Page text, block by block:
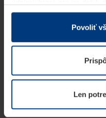
v rámci Vášho využívania
Z právneho hľadiska
prevádzku tejto stránky.
potrebujeme Vaše
kedykoľvek zmeniť alebo
našej webovej stránky.
Povoliť
Len